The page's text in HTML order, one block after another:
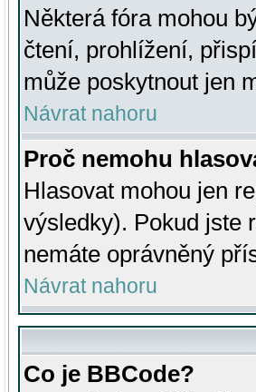
Některá fóra mohou
čtení, prohlížení,
může poskytnout jen
Návrat nahoru
Proč nemohu
Hlasovat mohou jen
výsledky). Pokud jste
nemáte oprávněný
Návrat nahoru
Co je BBCode?